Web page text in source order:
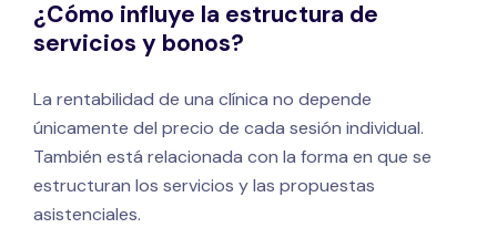
¿Cómo influye la estructura de
servicios y bonos?
La rentabilidad de una clínica no depende
únicamente del precio de cada sesión individual.
También está relacionada con la forma en que se
estructuran los servicios y las propuestas
asistenciales.